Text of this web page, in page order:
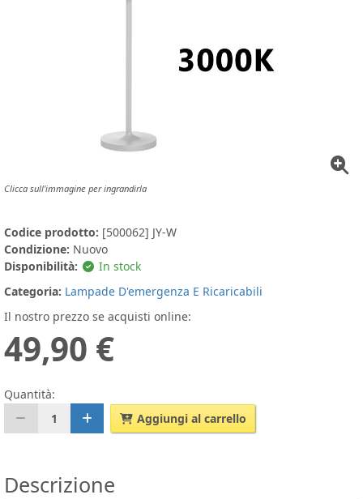
Clicca sull'immagine per ingrandirla
Codice prodotto: [500062] JY-W
Condizione: Nuovo
Disponibilità:
In stock
Categoria: Lampade D'emergenza E Ricaricabili
Il nostro prezzo se acquisti online:
49,90 €
Quantità:
1
Aggiungi al carrello
Descrizione